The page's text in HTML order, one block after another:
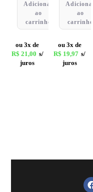
Adicionar
ao
carrinho
ou 3x de
R$ 21,00 s/
juros
Adicionar
ao
carrinho
ou 3x de
R$ 19,97 s/
juros